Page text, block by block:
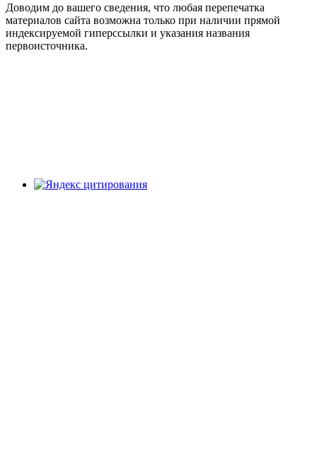
Доводим до вашего сведения, что любая перепечатка
материалов сайта возможна только при наличии прямой
индексируемой гиперссылки и указания названия
первоисточника.